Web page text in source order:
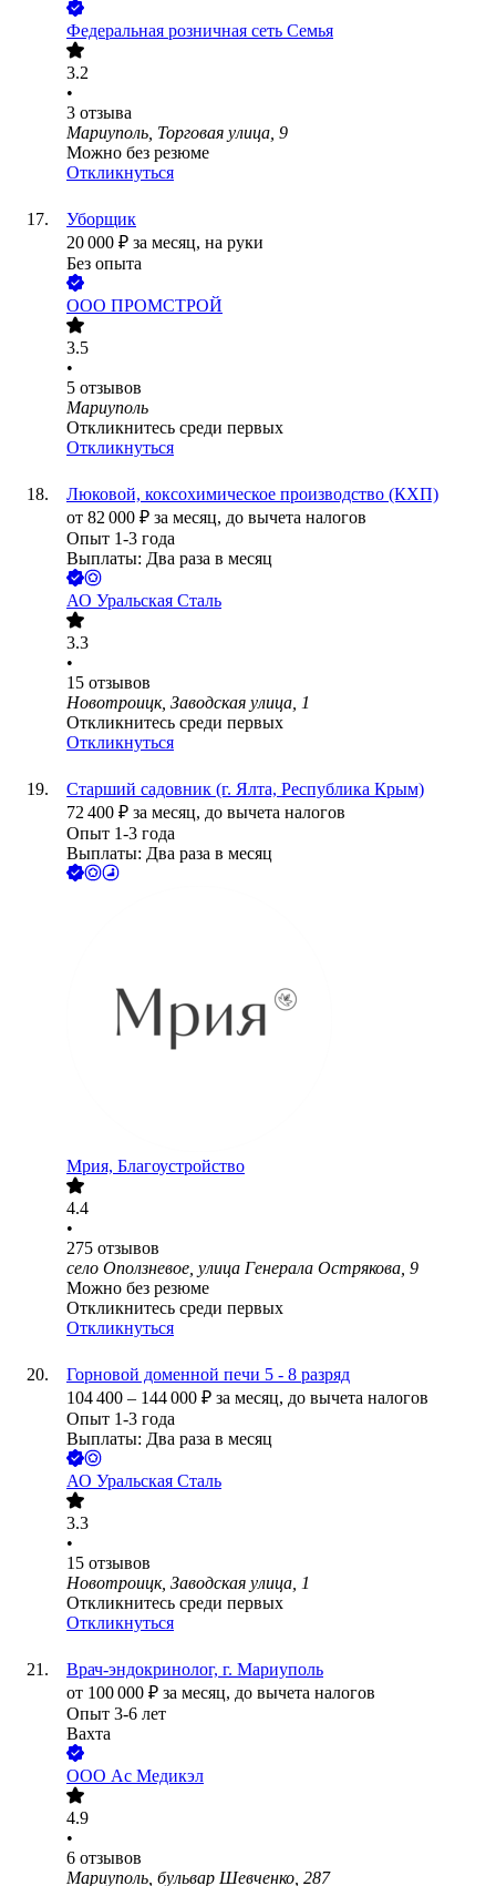
Федеральная розничная сеть Семья
3.2
•
3 отзыва
Мариуполь, Торговая улица, 9
Можно без резюме
Откликнуться
Уборщик
20 000 ₽ за месяц, на руки
Без опыта
ООО ПРОМСТРОЙ
3.5
•
5 отзывов
Мариуполь
Откликнитесь среди первых
Откликнуться
Люковой, коксохимическое производство (КХП)
от 82 000 ₽ за месяц, до вычета налогов
Опыт 1-3 года
Выплаты: Два раза в месяц
АО Уральская Сталь
3.3
•
15 отзывов
Новотроицк, Заводская улица, 1
Откликнитесь среди первых
Откликнуться
Старший садовник (г. Ялта, Республика Крым)
72 400 ₽ за месяц, до вычета налогов
Опыт 1-3 года
Выплаты: Два раза в месяц
Мрия, Благоустройство
4.4
•
275 отзывов
село Оползневое, улица Генерала Острякова, 9
Можно без резюме
Откликнитесь среди первых
Откликнуться
Горновой доменной печи 5 - 8 разряд
104 400 – 144 000 ₽ за месяц, до вычета налогов
Опыт 1-3 года
Выплаты: Два раза в месяц
АО Уральская Сталь
3.3
•
15 отзывов
Новотроицк, Заводская улица, 1
Откликнитесь среди первых
Откликнуться
Врач-эндокринолог, г. Мариуполь
от 100 000 ₽ за месяц, до вычета налогов
Опыт 3-6 лет
Вахта
ООО Ас Медикэл
4.9
•
6 отзывов
Мариуполь, бульвар Шевченко, 287